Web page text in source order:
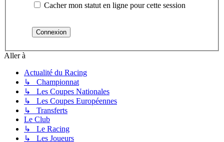
Cacher mon statut en ligne pour cette session
Aller à
Actualité du Racing
↳ Championnat
↳ Les Coupes Nationales
↳ Les Coupes Européennes
↳ Transferts
Le Club
↳ Le Racing
↳ Les Joueurs